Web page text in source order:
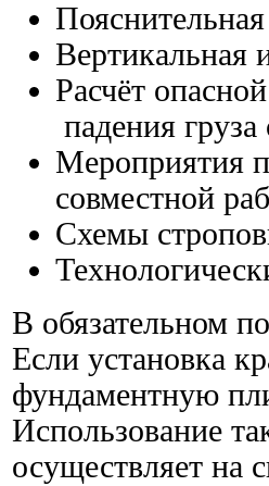
Вертикальная
Расчёт
падения груза
Мероприятия
совместной
Схемы
В обязательном
Если установка
фундаментную
Использование
осуществляет на